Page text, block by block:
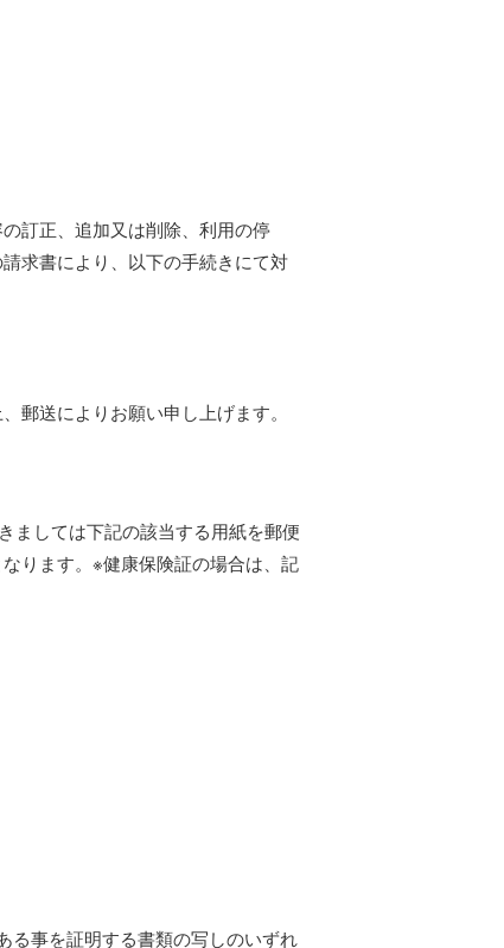
訂正、追加又は削除、利用の停
求書により、以下の手続きにて対
郵送によりお願い申し上げます。
ましては下記の該当する用紙を郵便
ります。※健康保険証の場合は、記
る事を証明する書類の写しのいずれ